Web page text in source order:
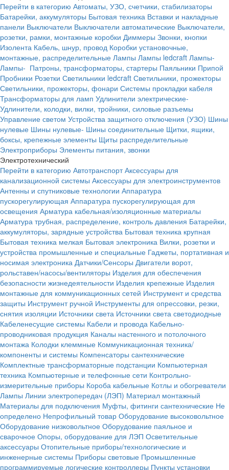
Перейти в категорию Автоматы, УЗО, счетчики, стабилизаторы
Батарейки, аккумуляторы Бытовая техника Вставки и накладные
панели Выключатели Выключатели автоматические Выключатели,
розетки, рамки, монтажные коробки Диммеры Звонки, кнопки
Изолента Кабель, шнур, провод Коробки установочные,
монтажные, распределительные Лампы Лампы ledcraft Лампы-
Лампы- Патроны, трансформаторы, стартеры Паяльники Припой
Пробники Розетки Светильники ledcraft Светильники, прожекторы
Светильники, прожекторы, фонари Системы прокладки кабеля
Трансформаторы для ламп Удлинители электрические-
Удлинители, колодки, вилки, тройники, силовые разъемы
Управление светом Устройства защитного отключения (УЗО) Шины
нулевые Шины нулевые- Шины соединительные Щитки, ящики,
боксы, крепежные элементы Щиты распределительные
Электроприборы Элементы питания, звонки
Электротехнический
Перейти в категорию Автотранспорт Аксессуары для
канализационной системы Аксессуары для электроинструментов
Антенны и спутниковые технологии Аппаратура
пускорегулирующая Аппаратура пускорегулирующая для
освещения Арматура кабельная/изоляционные материалы
Арматура трубная, распределение, контроль давления Батарейки,
аккумуляторы, зарядные устройства Бытовая техника крупная
Бытовая техника мелкая Бытовая электроника Вилки, розетки и
устройства промышленные и специальные Гаджеты, портативная и
носимая электроника Датчики/Сенсоры Двигатели ворот,
рольставен/насосы/вентиляторы Изделия для обеспечения
безопасности жизнедеятельности Изделия крепежные Изделия
монтажные для коммуникационных сетей Инструмент и средства
защиты Инструмент ручной Инструменты для опрессовки, резки,
снятия изоляции Источники света Источники света светодиодные
Кабеленесущие системы Кабели и провода Кабельно-
проводниковая продукция Каналы настенного и потолочного
монтажа Колодки клеммные Коммуникационная техника/
компоненты и системы Компенсаторы сантехнические
Комплектные трансформаторные подстанции Компьютерная
техника Компьютерные и телефонные сети Контрольно-
измерительные приборы Короба кабельные Котлы и обогреватели
Лампы Линии электропередач (ЛЭП) Материал монтажный
Материалы для подключения Муфты, фитинги сантехнические Не
определено Непрофильный товар Оборудование высоковольтное
Оборудование низковольтное Оборудование паяльное и
сварочное Опоры, оборудование для ЛЭП Осветительные
аксессуары Отопительные приборы/технологические и
инженерные системы Приборы световые Промышленные
программируемые логические контроллеры Пункты установки